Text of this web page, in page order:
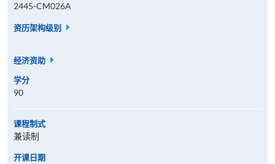
2445-CM026A
资历架构级别
经济资助
学分
90
课程制式
兼读制
开课日期